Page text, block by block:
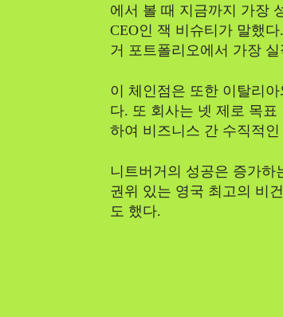
에서 볼 때 지금까지 가장
CEO인 잭 비슈티가 말했
거 포트폴리오에서 가장
이 체인점은 또한 이탈리
다. 또 회사는 넷 제로 목
하여 비즈니스 간 수직적
니트버거의 성공은 증가
권위 있는 영국 최고의 비
도 했다.